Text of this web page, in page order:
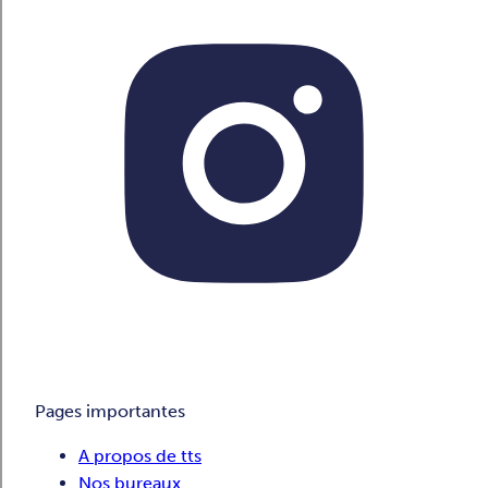
Pages importantes
A propos de tts
Nos bureaux